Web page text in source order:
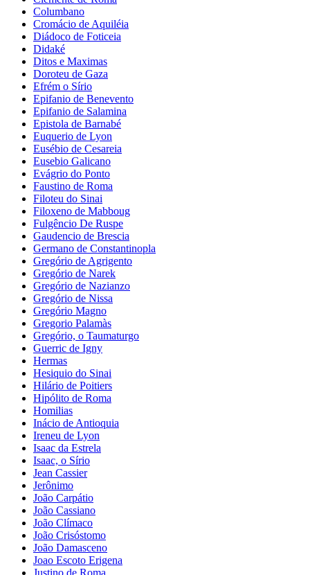
Columbano
Cromácio de Aquiléia
Diádoco de Foticeia
Didaké
Ditos e Maximas
Doroteu de Gaza
Efrém o Sírio
Epifanio de Benevento
Epifanio de Salamina
Epistola de Barnabé
Euquerio de Lyon
Eusébio de Cesareia
Eusebio Galicano
Evágrio do Ponto
Faustino de Roma
Filoteu do Sinai
Filoxeno de Mabboug
Fulgêncio De Ruspe
Gaudencio de Brescia
Germano de Constantinopla
Gregório de Agrigento
Gregório de Narek
Gregório de Nazianzo
Gregório de Nissa
Gregório Magno
Gregorio Palamàs
Gregório, o Taumaturgo
Guerric de Igny
Hermas
Hesiquio do Sinai
Hilário de Poitiers
Hipólito de Roma
Homilias
Inácio de Antioquia
Ireneu de Lyon
Isaac da Estrela
Isaac, o Sírio
Jean Cassier
Jerônimo
João Carpátio
João Cassiano
João Clímaco
João Crisóstomo
João Damasceno
Joao Escoto Erigena
Justino de Roma